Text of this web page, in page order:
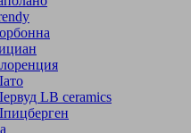
LB ceramics